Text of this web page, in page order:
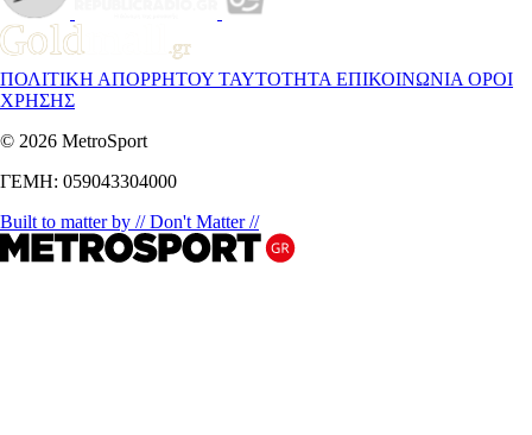
ΠΟΛΙΤΙΚΗ ΑΠΟΡΡΗΤΟΥ ΤΑΥΤΟΤΗΤΑ ΕΠΙΚΟΙΝΩΝΙΑ ΟΡΟΙ
ΧΡΗΣΗΣ
© 2026 MetroSport
ΓΕΜΗ: 059043304000
Built to matter by // Don't Matter //